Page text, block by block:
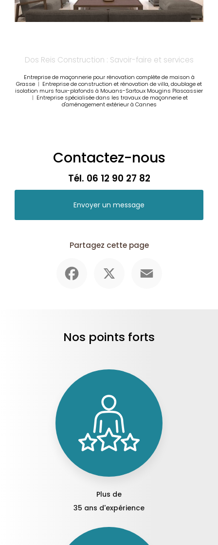
Dos Reis Construction : Savoir-faire et services
Entreprise de maçonnerie pour rénovation complète de maison à
Grasse | Entreprise de construction et rénovation de villa, doublage et
isolation murs faux-plafonds à Mouans-Sartoux Mougins Plascassier
| Entreprise spécialisée dans les travaux de maçonnerie et
d'aménagement extérieur à Cannes
Contactez-nous
Tél. 06 12 90 27 82
Envoyer un message
Partagez cette page
Nos points forts
Plus de
35 ans d'expérience